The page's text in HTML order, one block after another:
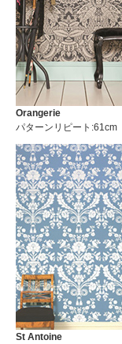
Orangerie
パターンリピート:61cm
St Antoine